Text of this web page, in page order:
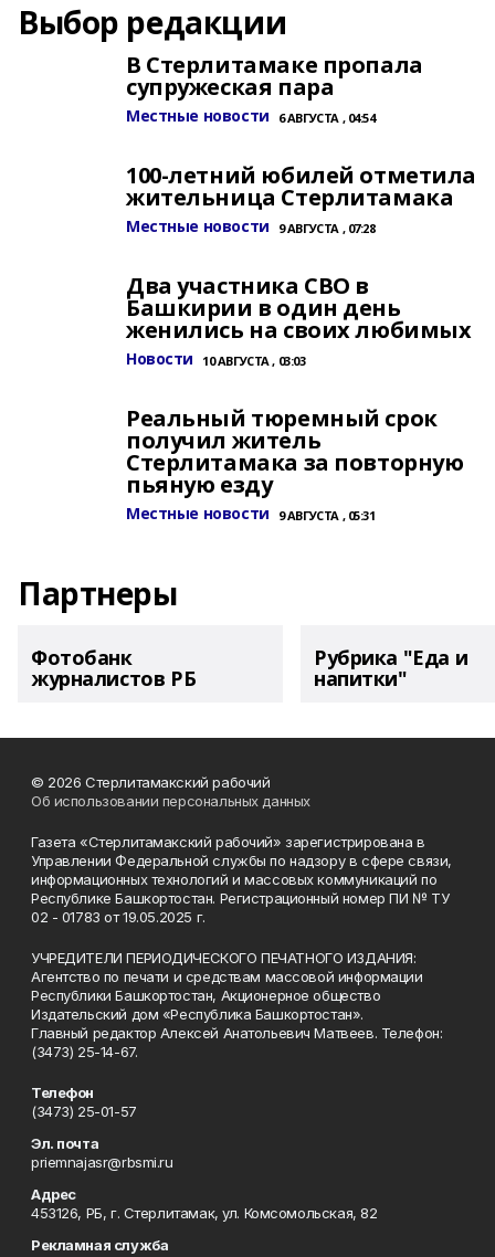
Выбор редакции
В Стерлитамаке пропала
супружеская пара
Местные новости 6 АВГУСТА , 04:54
100-летний юбилей отметила
жительница Стерлитамака
Местные новости 9 АВГУСТА , 07:28
Два участника СВО в
Башкирии в один день
женились на своих любимых
Новости 10 АВГУСТА , 03:03
Реальный тюремный срок
получил житель
Стерлитамака за повторную
пьяную езду
Местные новости 9 АВГУСТА , 05:31
Партнеры
Фотобанк
журналистов РБ
Рубрика "Еда и
напитки"
© 2026 Стерлитамакский рабочий
Об использовании персональных данных
Газета «Стерлитамакский рабочий» зарегистрирована в
Управлении Федеральной службы по надзору в сфере связи,
информационных технологий и массовых коммуникаций по
Республике Башкортостан. Регистрационный номер ПИ № ТУ
02 - 01783 от 19.05.2025 г.
УЧРЕДИТЕЛИ ПЕРИОДИЧЕСКОГО ПЕЧАТНОГО ИЗДАНИЯ:
Агентство по печати и средствам массовой информации
Республики Башкортостан, Акционерное общество
Издательский дом «Республика Башкортостан».
Главный редактор Алексей Анатольевич Матвеев. Телефон:
(3473) 25-14-67.
Телефон
(3473) 25-01-57
Эл. почта
priemnajasr@rbsmi.ru
Адрес
453126, РБ, г. Стерлитамак, ул. Комсомольская, 82
Рекламная служба